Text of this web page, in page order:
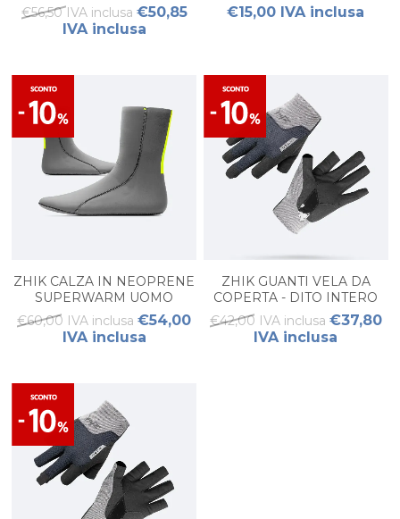
€56,50 IVA inclusa €50,85
IVA inclusa
€15,00 IVA inclusa
ZHIK CALZA IN NEOPRENE
SUPERWARM UOMO
€60,00 IVA inclusa €54,00
IVA inclusa
ZHIK GUANTI VELA DA
COPERTA - DITO INTERO
UNISEX
€42,00 IVA inclusa €37,80
IVA inclusa